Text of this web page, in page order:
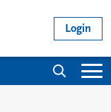
User
Login
Suche